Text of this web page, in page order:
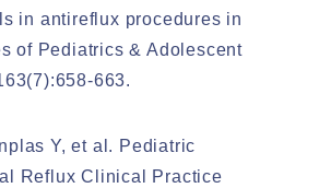
in antireflux procedures in
of Pediatrics & Adolescent
663.
Y, et al. Pediatric
Reflux Clinical Practice